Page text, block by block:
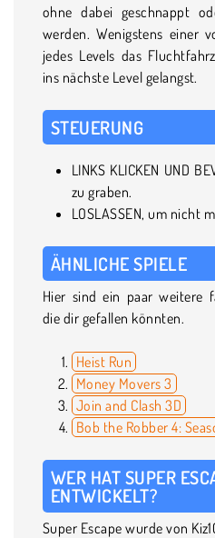
ohne dabei geschnappt
werden. Wenigstens einer
jedes Levels das
ins nächste Level gelangst.
STEUERUNG
LINKS KLICKEN UND
zu graben.
LOSLASSEN, um nicht
ÄHNLICHE SPIELE
Hier sind ein paar weitere
die dir gefallen könnten.
Heist Run
Money Movers 3
Join and Clash 3D
Bob the Robber 4:
WER HAT SUPER
ENTWICKELT?
Super Escape wurde von